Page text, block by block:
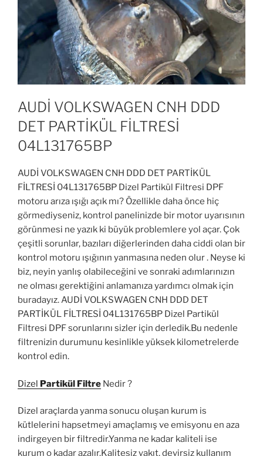
AUDİ VOLKSWAGEN CNH DDD
DET PARTİKÜL FİLTRESİ
04L131765BP
AUDİ VOLKSWAGEN CNH DDD DET PARTİKÜL
FİLTRESİ 04L131765BP Dizel Partikül Filtresi DPF
motoru arıza ışığı açık mı? Özellikle daha önce hiç
görmediyseniz, kontrol panelinizde bir motor uyarısının
görünmesi ne yazık ki büyük problemlere yol açar. Çok
çeşitli sorunlar, bazıları diğerlerinden daha ciddi olan bir
kontrol motoru ışığının yanmasına neden olur . Neyse ki
biz, neyin yanlış olabileceğini ve sonraki adımlarınızın
ne olması gerektiğini anlamanıza yardımcı olmak için
buradayız. AUDİ VOLKSWAGEN CNH DDD DET
PARTİKÜL FİLTRESİ 04L131765BP Dizel Partikül
Filtresi DPF sorunlarını sizler için derledik.Bu nedenle
filtrenizin durumunu kesinlikle yüksek kilometrelerde
kontrol edin.
Dizel Partikül Filtre Nedir ?
Dizel araçlarda yanma sonucu oluşan kurum is
kütlelerini hapsetmeyi amaçlamış ve emisyonu en aza
indirgeyen bir filtredir.Yanma ne kadar kaliteli ise
kurum o kadar azalır.Kalitesiz yakıt, devirsiz kullanım